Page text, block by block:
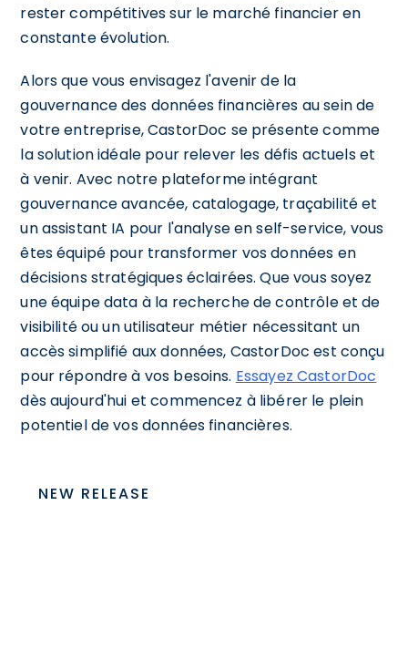
rester compétitives sur le marché financier en
constante évolution.
Alors que vous envisagez l'avenir de la
gouvernance des données financières au sein de
votre entreprise, CastorDoc se présente comme
la solution idéale pour relever les défis actuels et
à venir. Avec notre plateforme intégrant
gouvernance avancée, catalogage, traçabilité et
un assistant IA pour l'analyse en self-service, vous
êtes équipé pour transformer vos données en
décisions stratégiques éclairées. Que vous soyez
une équipe data à la recherche de contrôle et de
visibilité ou un utilisateur métier nécessitant un
accès simplifié aux données, CastorDoc est conçu
pour répondre à vos besoins. Essayez CastorDoc
dès aujourd'hui et commencez à libérer le plein
potentiel de vos données financières.
NEW RELEASE